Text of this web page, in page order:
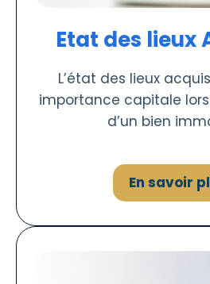
Etat des lieux
L’état des lieux
importance capitale
d’un bien
En savoir